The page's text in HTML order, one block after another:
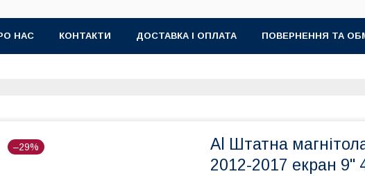
НАС КОНТАКТИ ДОСТАВКА І ОПЛАТА ПОВЕРНЕННЯ ТА
–29%
Al Штатна
2012-2017 екран 9"